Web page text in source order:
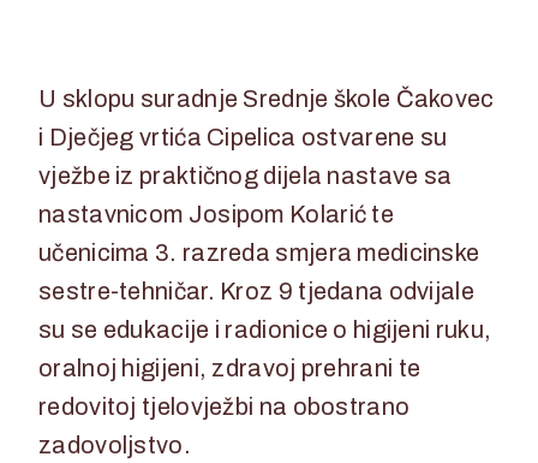
U sklopu suradnje Srednje škole Čakovec
i Dječjeg vrtića Cipelica ostvarene su
vježbe iz praktičnog dijela nastave sa
nastavnicom Josipom Kolarić te
učenicima 3. razreda smjera medicinske
sestre-tehničar. Kroz 9 tjedana odvijale
su se edukacije i radionice o higijeni ruku,
oralnoj higijeni, zdravoj prehrani te
redovitoj tjelovježbi na obostrano
zadovoljstvo.